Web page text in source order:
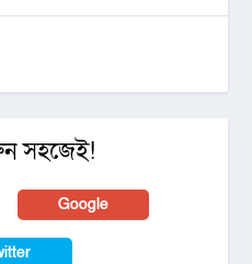
সহজেই!
Google